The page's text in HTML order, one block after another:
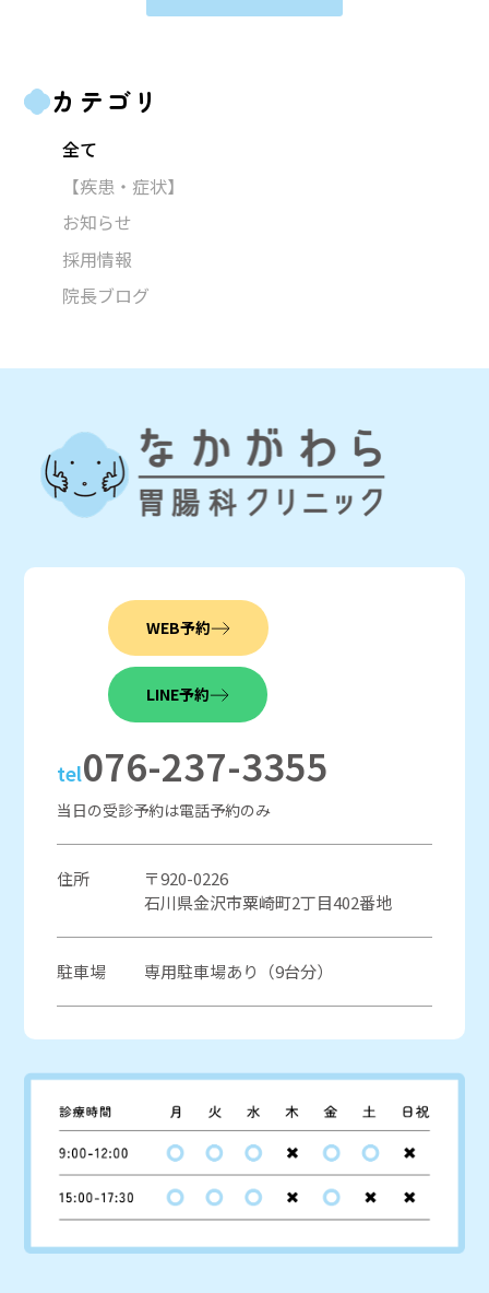
カテゴリ
全て
【疾患・症状】
お知らせ
採用情報
院長ブログ
WEB予約
LINE予約
tel076-237-3355
当日の受診予約は電話予約のみ
住所
〒920-0226
石川県金沢市粟崎町2丁目402番地
駐車場 専用駐車場あり（9台分）